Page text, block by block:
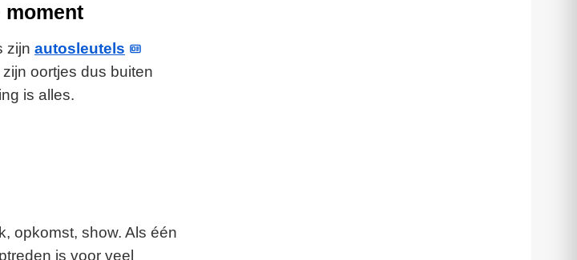
moment
zijn autosleutels
oortjes dus buiten
is alles.
opkomst, show. Als één
is voor veel